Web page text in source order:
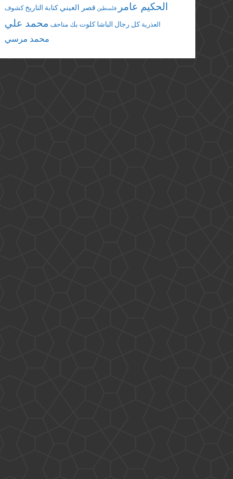
الحكيم عامر
فلسطين قصر العيني كتابة التاريخ كشوف
العذرية كل رجال الباشا كلوت بك متاحف محمد علي
محمد مرسي